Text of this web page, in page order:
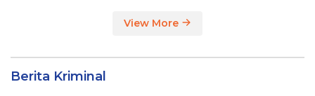
View More
Berita Kriminal